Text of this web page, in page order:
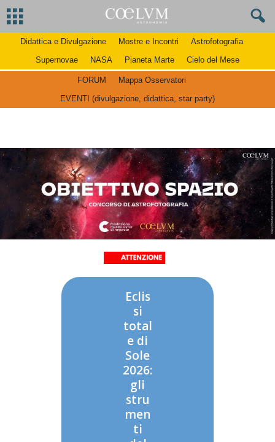
Didattica e Divulgazione Mostre e Incontri
Astrofotografia
Supernovae
NASA Pianeta Marte Cielo del Mese
FORUM
Mappa Osservatori
EVENTI (divulgazione, didattica, star party)
Eclis
si
total
e di
Sole
2026:
gli
stru
men
ti